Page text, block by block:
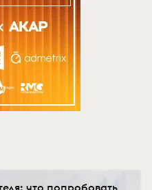
что попробовать